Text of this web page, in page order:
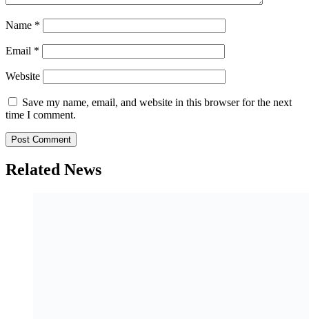
Name *
Email *
Website
Save my name, email, and website in this browser for the next
time I comment.
Related News